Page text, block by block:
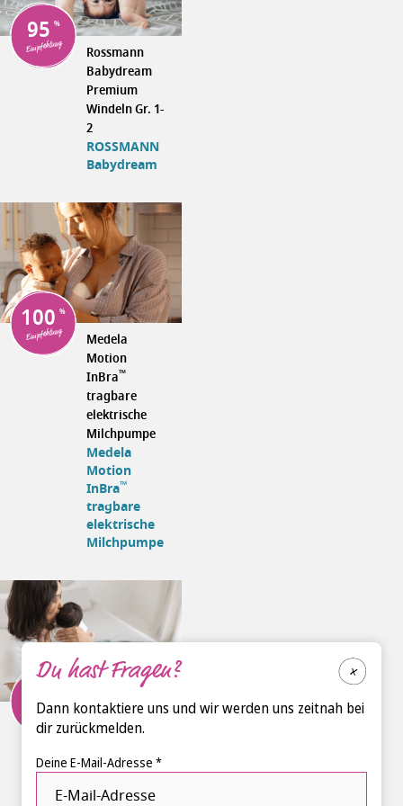
95
Empfehlung
Rossmann
Babydream
Premium
Windeln Gr. 1-
2
ROSSMANN
Babydream
100
Empfehlung
Medela
Motion
InBra™
tragbare
elektrische
Milchpumpe
Medela
Motion
InBra™
tragbare
elektrische
Milchpumpe
98
Empfehlung Rascals™
Premium-
Windeln Gr. 1
Rascals™
Du hast Fragen?
Dann kontaktiere uns und wir werden uns zeitnah bei
dir zurückmelden.
Deine E-Mail-Adresse *